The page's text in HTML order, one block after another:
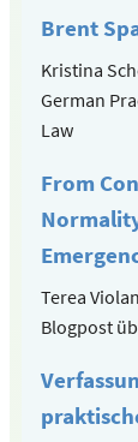
Brent
Kristina
German
Law
From
Terea
Blogpost